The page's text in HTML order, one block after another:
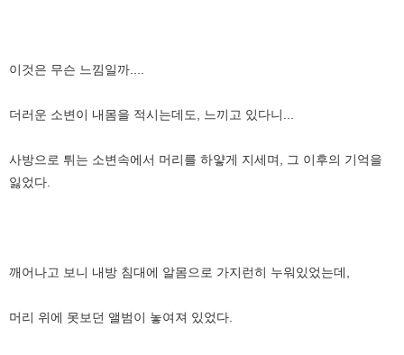
이것은 무슨 느낌일까....
더러운 소변이 내몸을 적시는데도, 느끼고 있다니...
사방으로 튀는 소변속에서 머리를 하얗게 지세며, 그 이후의 기억을
잃었다.
깨어나고 보니 내방 침대에 알몸으로 가지런히 누워있었는데,
머리 위에 못보던 앨범이 놓여져 있었다.